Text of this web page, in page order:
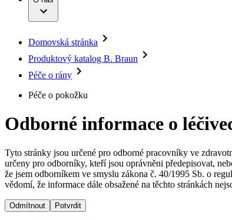
Léčba bolesti
Mimotělní očišťování krve
Miniinvazivní chirurgie
Neurochirurgie
Nutriční terapie
Ortopedie
Péče o rány
Péče o stomii
Uzavírání ran
Řešení
Terapie
Onemocnění
B. Braun Avitum
Vaše příležitost​
Média
Tiskové zprávy
Registrace k odběru newsletteru
Společnost
Odpovědnost
Média
Domovská stránka
Produktový katalog B. Braun
Péče o rány
Péče o pokožku
Odborné informace o
Tyto stránky jsou určené pro odborné pracovníky ve
určeny pro odborníky, kteří jsou oprávněni předepisovat,
že jsem odborníkem ve smyslu zákona č. 40/1995 Sb. o
vědomí, že informace dále obsažené na těchto stránkách
Odmítnout Potvrdit